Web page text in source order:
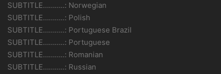
SUBTITLE………..: Norwegian
SUBTITLE………..: Polish
SUBTITLE………..: Portuguese Brazil
SUBTITLE………..: Portuguese
SUBTITLE………..: Romanian
SUBTITLE………..: Russian